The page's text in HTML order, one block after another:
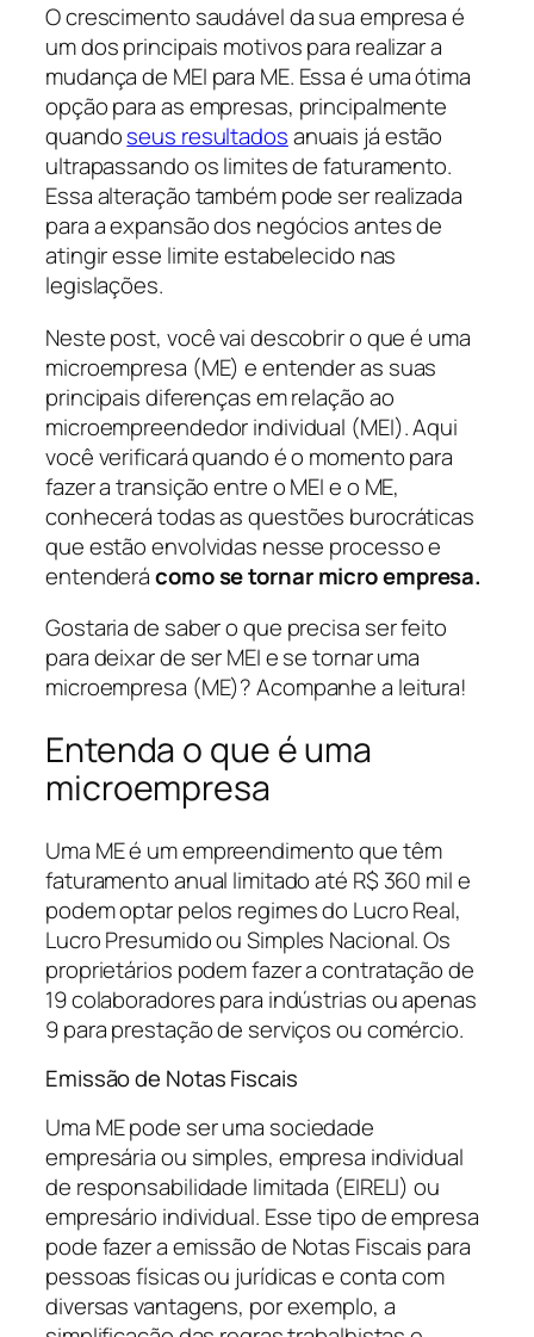
O crescimento saudável da sua empresa é
um dos principais motivos para realizar a
mudança de MEI para ME. Essa é uma ótima
opção para as empresas, principalmente
quandoseus resultadosanuais já estão
ultrapassando os limites de faturamento.
Essa alteração também pode ser realizada
para a expansão dos negócios antes de
atingir esse limite estabelecido nas
legislações.
Neste post, você vai descobrir o que é uma
microempresa (ME) e entender as suas
principais diferenças em relação ao
microempreendedor individual (MEI). Aqui
você verificará quando é o momento para
fazer a transição entre o MEI e o ME,
conhecerá todas as questões burocráticas
que estão envolvidas nesse processo e
entenderácomo se tornar micro empresa.
Gostaria de saber o que precisa ser feito
para deixar de ser MEI e se tornar uma
microempresa (ME)? Acompanhe a leitura!
Entenda o que é uma
microempresa
Uma ME é um empreendimento que têm
faturamento anual limitado até R$ 360 mil e
podem optar pelos regimes do Lucro Real,
Lucro Presumido ou Simples Nacional. Os
proprietários podem fazer a contratação de
19 colaboradores para indústrias ou apenas
9 para prestação de serviços ou comércio.
Emissão de Notas Fiscais
Uma ME pode ser uma sociedade
empresária ou simples, empresa individual
de responsabilidade limitada (EIRELI) ou
empresário individual. Esse tipo de empresa
pode fazer a emissão de Notas Fiscais para
pessoas físicas ou jurídicas e conta com
diversas vantagens, por exemplo, a